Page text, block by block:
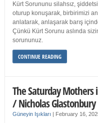
Kürt Sorununu silahsız,
oturup konuşarak, birbirimizi
anlatarak, anlaşarak barış
Çünkü Kürt Sorunu aslında
sorununuz.
CONTINUE READING
The Saturday Mothers
/ Nicholas Glastonbury
Güneyin Işıkları | February 16,